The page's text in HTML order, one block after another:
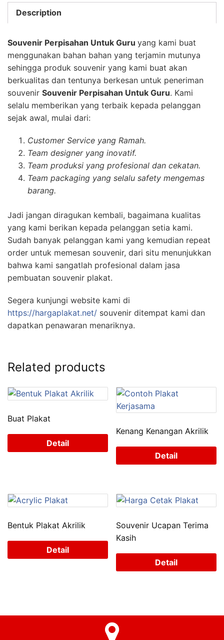
Description
Souvenir Perpisahan Untuk Guru yang kami buat
menggunakan bahan bahan yang terjamin mutunya
sehingga produk souvenir yang kami buat akan
berkualitas dan tentunya berkesan untuk peneriman
souvenir Souvenir Perpisahan Untuk Guru. Kami
selalu memberikan yang terbaik kepada pelanggan
sejak awal, mulai dari:
Customer Service yang Ramah.
Team designer yang inovatif.
Team produksi yang profesional dan cekatan.
Team packaging yang selalu safety mengemas
barang.
Jadi jangan diragukan kembali, bagaimana kualitas
yang kami berikan kepada pelanggan setia kami.
Sudah banyak pelanggan kami yang kemudian repeat
order untuk memesan souvenir, dari situ menunjukkan
bahwa kami sangatlah profesional dalam jasa
pembuatan souvenir plakat.
Segera kunjungi website kami di
https://hargaplakat.net/ souvenir ditempat kami dan
dapatkan penawaran menariknya.
Related products
Buat Plakat
Detail
Kenang Kenangan Akrilik
Detail
Bentuk Plakat Akrilik
Detail
Souvenir Ucapan Terima
Kasih
Detail